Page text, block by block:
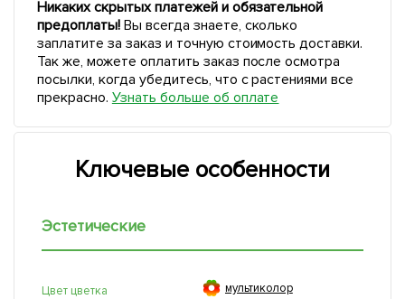
Никаких скрытых платежей и обязательной
предоплаты!Вы всегда знаете, сколько
заплатите за заказ и точную стоимость доставки.
Так же, можете оплатить заказ после осмотра
посылки, когда убедитесь, что с растениями все
прекрасно. Узнать больше об оплате
Ключевые особенности
Эстетические
Цвет цветка  мультиколор